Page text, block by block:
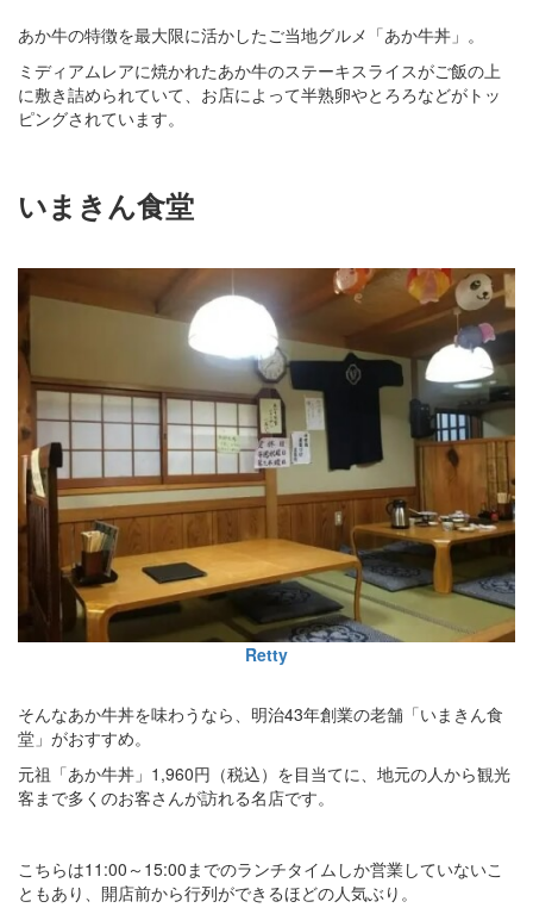
あか牛の特徴を最大限に活かしたご当地グルメ「あか牛丼」。
ミディアムレアに焼かれたあか牛のステーキスライスがご飯の上
に敷き詰められていて、お店によって半熟卵やとろろなどがトッ
ピングされています。
いまきん食堂
Retty
そんなあか牛丼を味わうなら、明治43年創業の老舗「いまきん食
堂」がおすすめ。
元祖「あか牛丼」1,960円（税込）を目当てに、地元の人から観光
客まで多くのお客さんが訪れる名店です。
こちらは11:00～15:00までのランチタイムしか営業していないこ
ともあり、開店前から行列ができるほどの人気ぶり。